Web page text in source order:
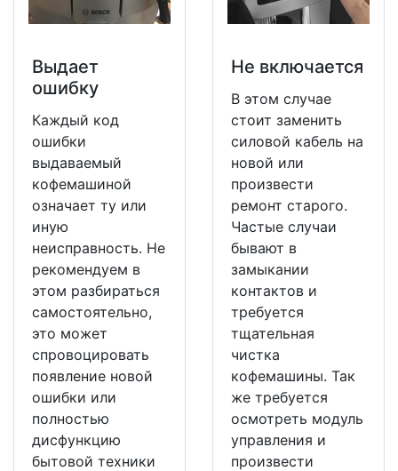
Выдает
ошибку
Каждый код
ошибки
выдаваемый
кофемашиной
означает ту или
иную
неисправность. Не
рекомендуем в
этом разбираться
самостоятельно,
это может
спровоцировать
появление новой
ошибки или
полностью
дисфункцию
бытовой техники
Не включается
В этом случае
стоит заменить
силовой кабель на
новой или
произвести
ремонт старого.
Частые случаи
бывают в
замыкании
контактов и
требуется
тщательная
чистка
кофемашины. Так
же требуется
осмотреть модуль
управления и
произвести